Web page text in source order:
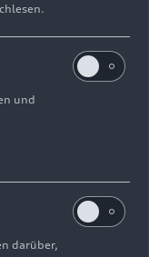
honorarfrei
und
darüber,